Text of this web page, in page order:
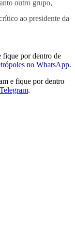
outro grupo,
ao presidente da
fique por dentro de
no WhatsApp.
e fique por dentro
.